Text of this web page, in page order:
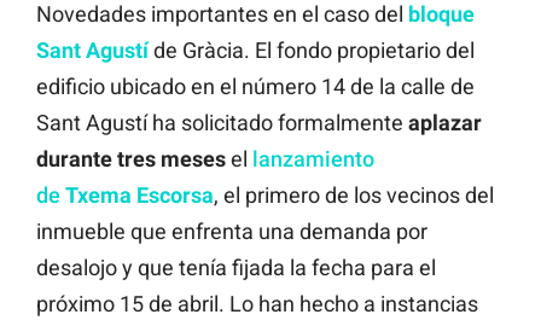
Novedades importantes en el caso del bloque
Sant Agustíde Gràcia. El fondo propietario del
edificio ubicado en el número 14 de la calle de
Sant Agustí ha solicitado formalmente aplazar
durantetres mesesel lanzamiento
de Txema Escorsa, el primero de los vecinos del
inmueble que enfrenta una demanda por
desalojo y que tenía fijada la fecha para el
próximo 15 de abril. Lo han hecho a instancias